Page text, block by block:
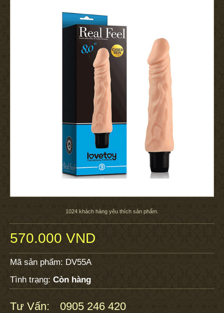
1024 khách hàng yêu thích sản phẩm.
570.000 VND
Mã sản phẩm: DV55A
Tình trạng: Còn hàng
Tư Vấn: 0905 246 420